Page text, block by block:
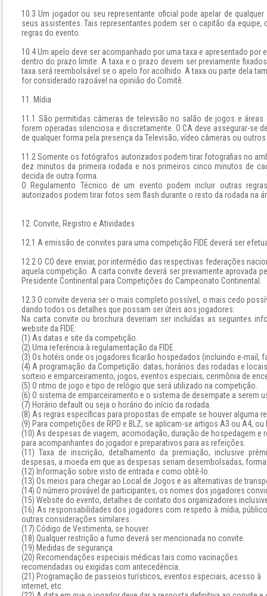
10.3 Um jogador ou seu representante oficial pode apelar de
seus assistentes. Tais representantes podem ser o capitão da
regras do evento.
10.4 Um apelo deve ser acompanhado por uma taxa e apresentado por
dentro do prazo limite. A taxa e o prazo devem ser previamente
taxa será reembolsável se o apelo for acolhido. A taxa ou parte dela
for considerado razoável na opinião do Comitê.
11. Mídia
11.1 São permitidas câmeras de televisão no salão de jogos e
forem operadas silenciosa e discretamente. O CA deve assegurar-se
de qualquer forma pela presença da Televisão, vídeo câmeras ou
11.2 Somente os fotógrafos autorizados podem tirar fotografias no
dez minutos da primeira rodada e nos primeiros cinco minutos de
decida de outra forma.
O Regulamento Técnico de um evento podem incluir outras
autorizados podem tirar fotos sem flash durante o resto da rodada na
12. Convite, Registro e Atividades
12.1 A emissão de convites para uma competição FIDE deverá ser
12.2 O CO deve enviar, por intermédio das respectivas federações
aquela competição. A carta convite deverá ser previamente aprovada
Presidente Continental para Competições do Campeonato Continental.
12.3 O convite deveria ser o mais completo possível, o mais cedo
dando todos os detalhes que possam ser úteis aos jogadores:
Na carta convite ou brochura deveriam ser incluídas as seguintes
website da FIDE:
(1) As datas e site da competição.
(2) Uma referência à regulamentação da FIDE.
(3) Os hotéis onde os jogadores ficarão hospedados (incluindo e-mail,
(4) A programação da Competição: datas, horários das rodadas e
sorteio e emparceiramento, jogos, eventos especiais, cerimônia de
(5) O ritmo de jogo e tipo de relógio que será utilizado na competição.
(6) O sistema de emparceiramento e o sistema de desempate a serem
(7) Horário default ou seja o horário do início da rodada.
(8) As regras específicas para propostas de empate se houver alguma
(9) Para competições de RPD e BLZ, se aplicam-se artigos A3 ou A4, ou
(10) As despesas de viagem, acomodação, duração de hospedagem
para acompanhantes do jogador e preparativos para as refeições.
(11) Taxa de inscrição, detalhamento da premiação, inclusive
despesas, a moeda em que as despesas seriam desembolsadas,
(12) Informação sobre visto de entrada e como obtê-lo.
(13) Os meios para chegar ao Local de Jogos e as alternativas de
(14) O número provável de participantes, os nomes dos jogadores
(15) Website do evento, detalhes de contato dos organizadores
(16) As responsabilidades dos jogadores com respeito à mídia,
outras considerações similares.
(17) Código de Vestimenta, se houver.
(18) Qualquer restrição a fumo deverá ser mencionada no convite.
(19) Medidas de segurança.
(20) Recomendações especiais médicas tais como vacinações
recomendadas ou exigidas com antecedência.
(21) Programação de passeios turísticos, eventos especiais, acesso à
internet, etc.